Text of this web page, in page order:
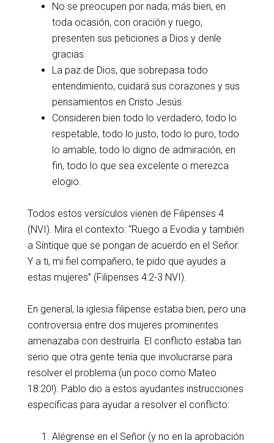
No se preocupen por nada; más bien, en
toda ocasión, con oración y ruego,
presenten sus peticiones a Dios y denle
gracias.
La paz de Dios, que sobrepasa todo
entendimiento, cuidará sus corazones y sus
pensamientos en Cristo Jesús.
Consideren bien todo lo verdadero, todo lo
respetable, todo lo justo, todo lo puro, todo
lo amable, todo lo digno de admiración, en
fin, todo lo que sea excelente o merezca
elogio.
Todos estos versículos vienen de Filipenses 4
(NVI). Mira el contexto: “Ruego a Evodia y también
a Síntique que se pongan de acuerdo en el Señor.
Y a ti, mi fiel compañero, te pido que ayudes a
estas mujeres” (Filipenses 4:2-3 NVI).
En general, la iglesia filipense estaba bien, pero una
controversia entre dos mujeres prominentes
amenazaba con destruirla. El conflicto estaba tan
serio que otra gente tenía que involucrarse para
resolver el problema (un poco como Mateo
18:20!). Pablo dio a estos ayudantes instrucciones
específicas para ayudar a resolver el conflicto:
Alégrense en el Señor (y no en la aprobación